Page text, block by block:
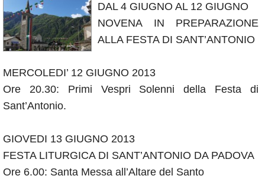
Calendario
Annunci
DAL 4 GIUGNO AL 12 GIUGNO
NOVENA IN PREPARAZIONE
ALLA FESTA DI SANT’ANTONIO
MERCOLEDI’ 12 GIUGNO 2013
Ore 20.30: Primi Vespri Solenni della Festa di
Sant’Antonio.
GIOVEDI 13 GIUGNO 2013
FESTA LITURGICA DI SANT’ANTONIO DA PADOVA
Ore 6.00: Santa Messa all’Altare del Santo